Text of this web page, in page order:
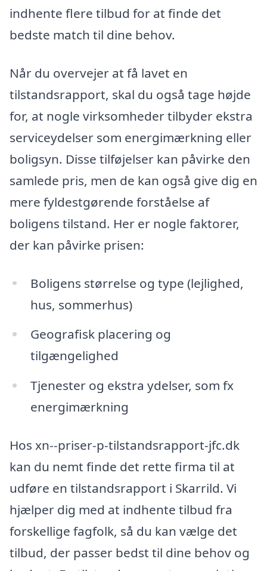
indhente flere tilbud for at finde det
bedste match til dine behov.
Når du overvejer at få lavet en
tilstandsrapport, skal du også tage højde
for, at nogle virksomheder tilbyder ekstra
serviceydelser som energimærkning eller
boligsyn. Disse tilføjelser kan påvirke den
samlede pris, men de kan også give dig en
mere fyldestgørende forståelse af
boligens tilstand. Her er nogle faktorer,
der kan påvirke prisen:
Boligens størrelse og type (lejlighed,
hus, sommerhus)
Geografisk placering og
tilgængelighed
Tjenester og ekstra ydelser, som fx
energimærkning
Hos xn--priser-p-tilstandsrapport-jfc.dk
kan du nemt finde det rette firma til at
udføre en tilstandsrapport i Skarrild. Vi
hjælper dig med at indhente tilbud fra
forskellige fagfolk, så du kan vælge det
tilbud, der passer bedst til dine behov og